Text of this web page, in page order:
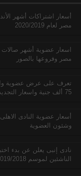
أسعار اشتراكات أشهر
مصر لعام 2020/2019
اسعار عضوية أشهر صالات
مصر وفروعها بالصور
تعرف على عرض عضوية
75 ألف جنية واسعار التجديد السنوى
أسعار عضوية النادى
وشئون العضوية
نادى إنبى يعلن عن بدء
الناشئين لموسم 2019/2018